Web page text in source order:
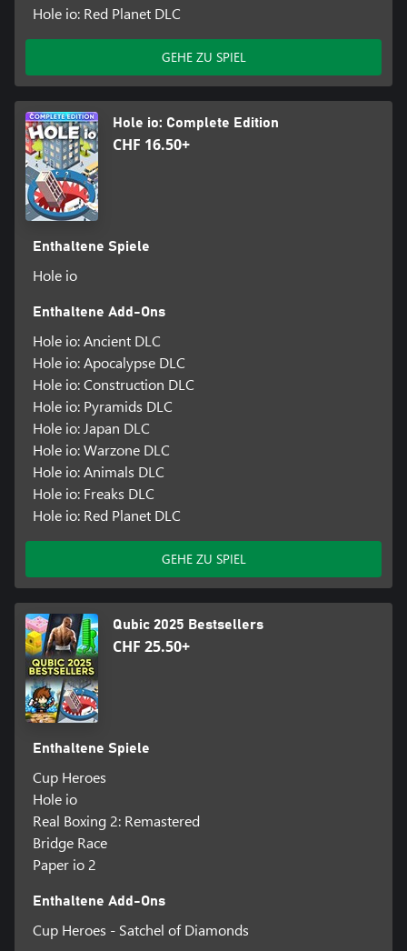
Hole io: Red Planet DLC
GEHE ZU SPIEL
Hole io: Complete Edition
CHF 16.50+
Enthaltene Spiele
Hole io
Enthaltene Add-Ons
Hole io: Ancient DLC
Hole io: Apocalypse DLC
Hole io: Construction DLC
Hole io: Pyramids DLC
Hole io: Japan DLC
Hole io: Warzone DLC
Hole io: Animals DLC
Hole io: Freaks DLC
Hole io: Red Planet DLC
GEHE ZU SPIEL
Qubic 2025 Bestsellers
CHF 25.50+
Enthaltene Spiele
Cup Heroes
Hole io
Real Boxing 2: Remastered
Bridge Race
Paper io 2
Enthaltene Add-Ons
Cup Heroes - Satchel of Diamonds